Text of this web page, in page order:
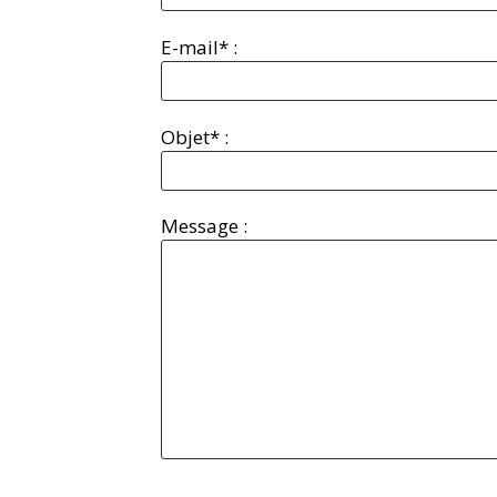
E-mail* :
Objet* :
Message :